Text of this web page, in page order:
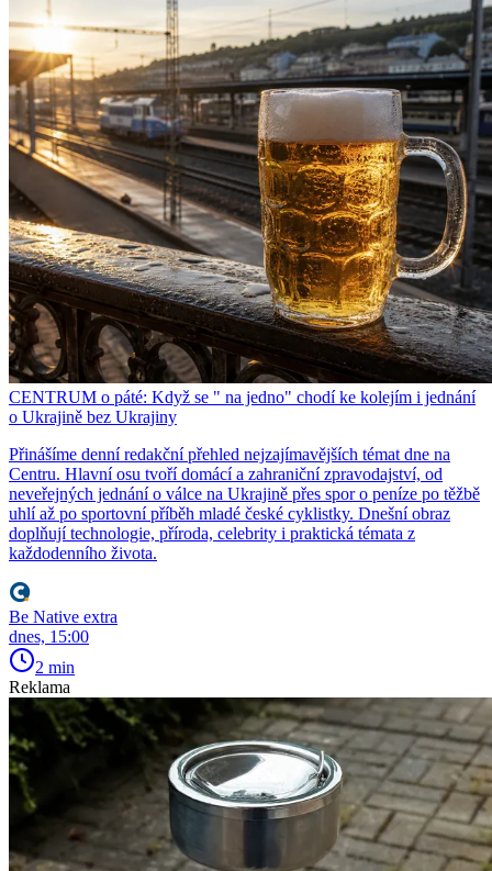
CENTRUM o páté: Když se " na jedno" chodí ke kolejím i jednání
o Ukrajině bez Ukrajiny
Přinášíme denní redakční přehled nejzajímavějších témat dne na
Centru. Hlavní osu tvoří domácí a zahraniční zpravodajství, od
neveřejných jednání o válce na Ukrajině přes spor o peníze po těžbě
uhlí až po sportovní příběh mladé české cyklistky. Dnešní obraz
doplňují technologie, příroda, celebrity i praktická témata z
každodenního života.
Be Native extra
dnes, 15:00
2 min
Reklama